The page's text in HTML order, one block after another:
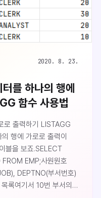
2020. 8. 23.
를 하나의 행에
함수 사용법
로 출력하기 LISTAGG
행에 가로로 출력이
블을 보죠.SELECT
EMP;사원원호
DEPTNO(부서번호)
록여기서 10번 부서의